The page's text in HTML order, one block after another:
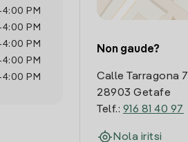
4:00 PM
4:00 PM
4:00 PM
4:00 PM
4:00 PM
Non gaude?
Calle Tarragona 7
28903 Getafe
Telf.: 916 81 40 97
Nola iritsi